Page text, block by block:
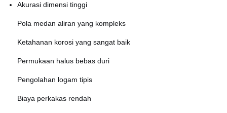
Akurasi dimensi tinggi
Pola medan aliran yang kompleks
Ketahanan korosi yang sangat baik
Permukaan halus bebas duri
Pengolahan logam tipis
Biaya perkakas rendah